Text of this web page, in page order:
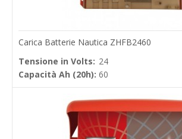
Carica Batterie Nautica ZHFB2460
Tensione in Volts: 24
Capacità Ah (20h): 60